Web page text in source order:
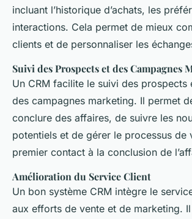
incluant l’historique d’achats, les
interactions. Cela permet de mieux
clients et de personnaliser les
Suivi des Prospects et des Campagnes
Un CRM facilite le suivi des prospects
des campagnes marketing. Il permet
conclure des affaires, de suivre les
potentiels et de gérer le processus de
premier contact à la conclusion de
Amélioration du Service Client
Un bon système CRM intègre le
aux efforts de vente et de marketing.